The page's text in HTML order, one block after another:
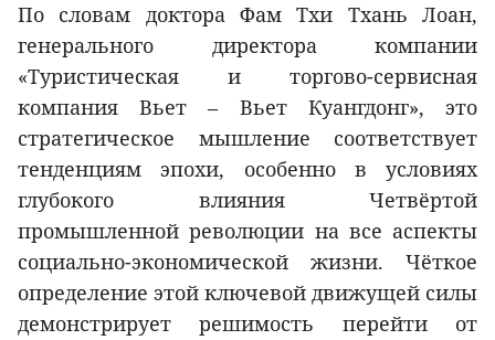
По словам доктора Фам Тхи Тхань Лоан,
генерального директора компании
«Туристическая и торгово-сервисная
компания Вьет – Вьет Куангдонг», это
стратегическое мышление соответствует
тенденциям эпохи, особенно в условиях
глубокого влияния Четвёртой
промышленной революции на все аспекты
социально-экономической жизни. Чёткое
определение этой ключевой движущей силы
демонстрирует решимость перейти от